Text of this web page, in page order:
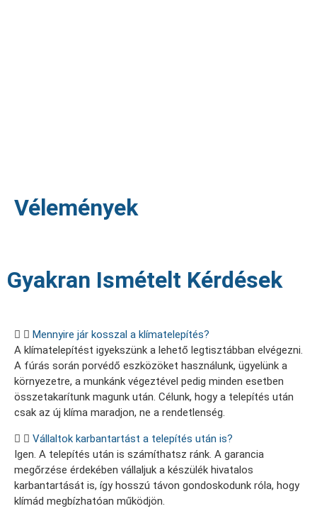
Vélemények
Gyakran Ismételt Kérdések
Mennyire jár kosszal a klímatelepítés?
A klímatelepítést igyekszünk a lehető legtisztábban elvégezni.
A fúrás során porvédő eszközöket használunk, ügyelünk a
környezetre, a munkánk végeztével pedig minden esetben
összetakarítunk magunk után. Célunk, hogy a telepítés után
csak az új klíma maradjon, ne a rendetlenség.
Vállaltok karbantartást a telepítés után is?
Igen. A telepítés után is számíthatsz ránk. A garancia
megőrzése érdekében vállaljuk a készülék hivatalos
karbantartását is, így hosszú távon gondoskodunk róla, hogy
klímád megbízhatóan működjön.